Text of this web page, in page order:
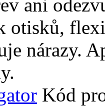
ani
otisků,
nárazy.
Kód